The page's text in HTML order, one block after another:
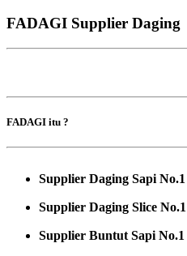
FADAGI Supplier Daging
FADAGI itu ?
Supplier Daging Sapi No.1
Supplier Daging Slice No.1
Supplier Buntut Sapi No.1